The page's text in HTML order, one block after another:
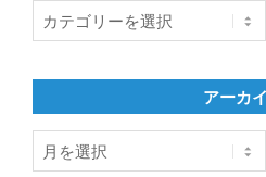
テ
リ
アーカ
ア
ー